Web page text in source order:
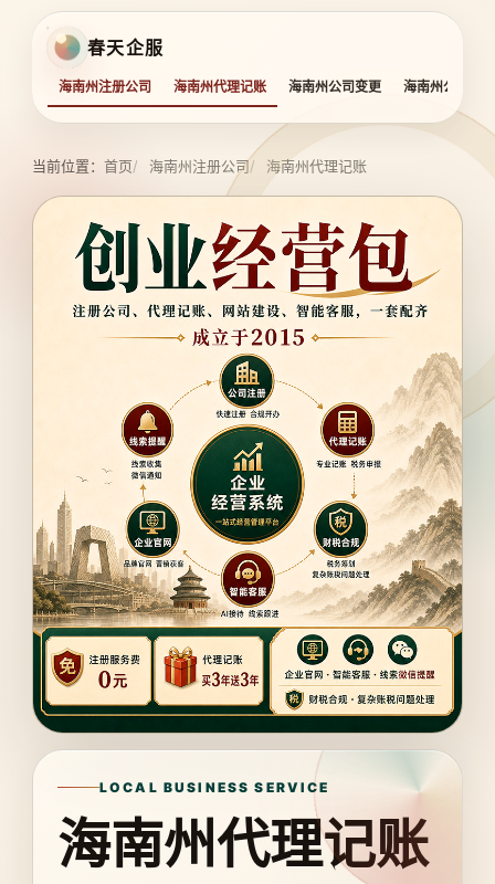
春天企服
海南州注册公司 海南州代理记账 海南州公司变更 海南州公司注销
当前位置： 首页 海南州注册公司 海南州代理记账
LOCAL BUSINESS SERVICE
海南州代理记账